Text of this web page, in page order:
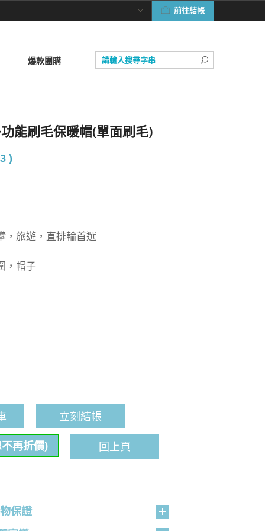
前往結帳
爆款團購
能刷毛保暖帽(單面刷毛)
)
，旅遊，直排輪首選
，帽子
立刻結帳
再折價) 回上頁
保證